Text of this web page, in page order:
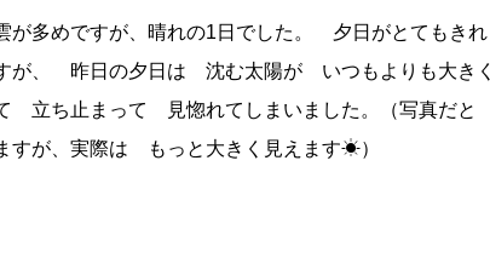
多めですが、晴れの1日でした。 夕日がとてもきれ
が、 昨日の夕日は 沈む太陽が いつもよりも大きく
立ち止まって 見惚れてしまいました。（写真だと
すが、実際は もっと大きく見えます☀）